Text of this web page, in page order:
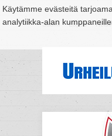
Käytämme evästeitä
analytiikka-alan
Suomi Espoo